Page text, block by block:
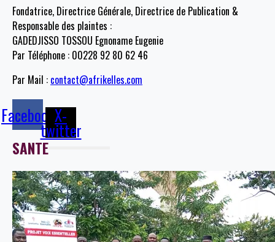
Fondatrice, Directrice Générale, Directrice de Publication &
Responsable des plaintes :
GADEDJISSO TOSSOU Egnoname Eugenie
Par Téléphone : 00228 92 80 62 46
Par Mail : contact@afrikelles.com
FacebookX-
twitter
SANTE